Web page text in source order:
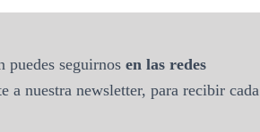
puedes seguirnos en las redes
a nuestra newsletter, para recibir cada